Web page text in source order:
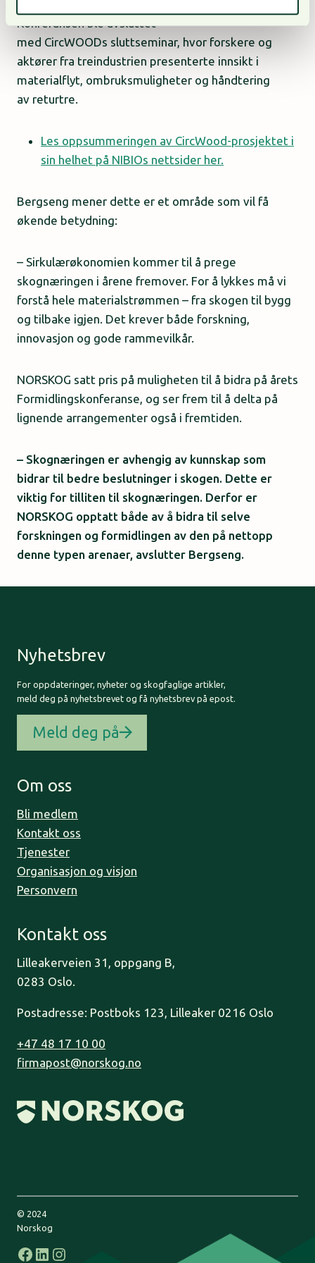
Konferansen ble avsluttet
med CircWOODs sluttseminar, hvor forskere og
aktører fra treindustrien presenterte innsikt i
materialflyt, ombruksmuligheter og håndtering
av returtre.
Les oppsummeringen av CircWood-prosjektet i
sin helhet på NIBIOs nettsider her.
Bergseng mener dette er et område som vil få
økende betydning:
– Sirkulærøkonomien kommer til å prege
skognæringen i årene fremover. For å lykkes må vi
forstå hele materialstrømmen – fra skogen til bygg
og tilbake igjen. Det krever både forskning,
innovasjon og gode rammevilkår.
NORSKOG satt pris på muligheten til å bidra på årets
Formidlingskonferanse, og ser frem til å delta på
lignende arrangementer også i fremtiden.
– Skognæringen er avhengig av kunnskap som
bidrar til bedre beslutninger i skogen. Dette er
viktig for tilliten til skognæringen. Derfor er
NORSKOG opptatt både av å bidra til selve
forskningen og formidlingen av den på nettopp
denne typen arenaer, avslutter Bergseng.
Nyhetsbrev
For oppdateringer, nyheter og skogfaglige artikler,
meld deg på nyhetsbrevet og få nyhetsbrev på epost.
Meld deg på
Om oss
Bli medlem
Kontakt oss
Tjenester
Organisasjon og visjon
Personvern
Kontakt oss
Lilleakerveien 31, oppgang B,
0283 Oslo.
Postadresse: Postboks 123, Lilleaker 0216 Oslo
+47 48 17 10 00
firmapost@norskog.no
© 2024
Norskog
Facebook
LinkedIn
Instagram